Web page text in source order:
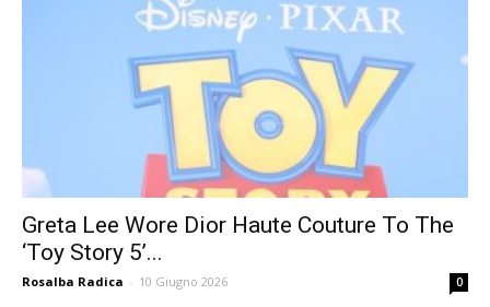
Greta Lee Wore Dior Haute Couture To The
‘Toy Story 5’...
Rosalba Radica - 10 Giugno 2026 0